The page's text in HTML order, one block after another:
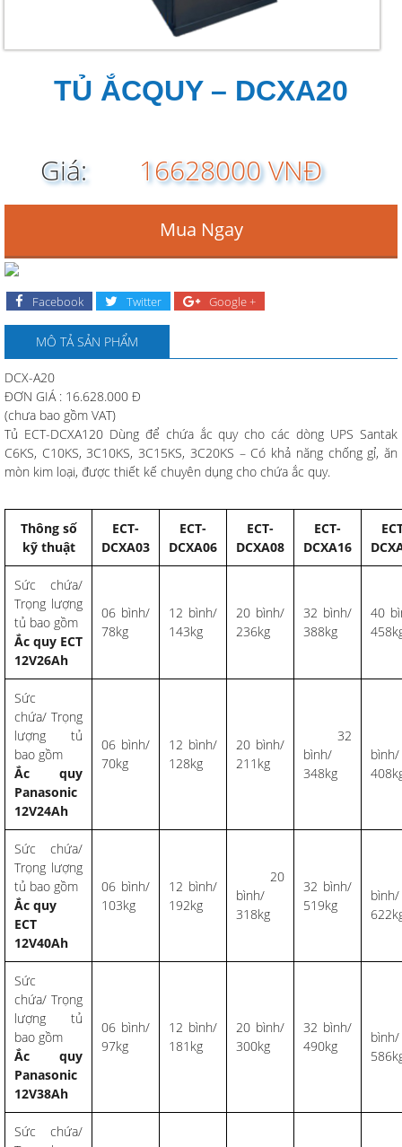
TỦ ẮCQUY – DCXA20
Giá: 16628000 VNĐ
Mua Ngay
Facebook Twitter Google +
MÔ TẢ SẢN PHẨM
DCX-A20
ĐƠN GIÁ : 16.628.000 Đ
(chưa bao gồm VAT)
Tủ ECT-DCXA120 Dùng để chứa ắc quy cho các dòng UPS Santak
C6KS, C10KS, 3C10KS, 3C15KS, 3C20KS – Có khả năng chống gỉ, ăn
mòn kim loại, được thiết kế chuyên dụng cho chứa ắc quy.
Thông số
kỹ thuật
ECT-
DCXA03
ECT-
DCXA06
ECT-
DCXA08
ECT-
DCXA16
Sức chứa/
Trọng lượng
tủ bao gồm
Ắc quy ECT
12V26Ah
06 bình/
78kg
12 bình/
143kg
20 bình/
236kg
32 bình/
388kg
40
Sức
chứa/ Trọng
lượng tủ
bao gồm
Ắc quy
Panasonic
12V24Ah
06 bình/
70kg
12 bình/
128kg
20 bình/
211kg
32
bình/
348kg
bình/
Sức chứa/
Trọng lượng
tủ bao gồm
Ắc quy
ECT
12V40Ah
06 bình/
103kg
12 bình/
192kg
20
bình/
318kg
32 bình/
519kg
bình/
Sức
chứa/ Trọng
lượng tủ
bao gồm
Ắc quy
Panasonic
12V38Ah
06 bình/
97kg
12 bình/
181kg
20 bình/
300kg
32 bình/
490kg
bình/
Sức chứa/